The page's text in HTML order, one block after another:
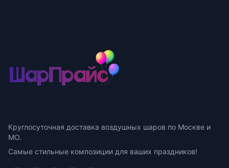
Круглосуточная доставка воздушных шаров по Москве и
МО.
Самые стильные композиции для ваших праздников!